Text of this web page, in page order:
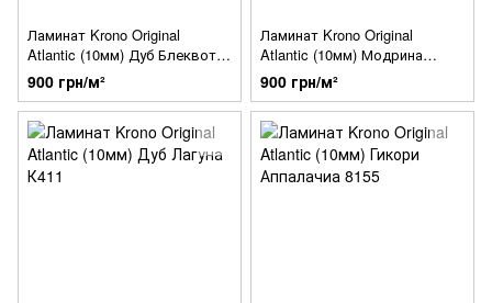
Ламинат Krono Original
Atlantic (10мм) Дуб Блеквотер
К413
900 грн/м²
Ламинат Krono Original
Atlantic (10мм) Модрина
Веджин Сканди К475
900 грн/м²